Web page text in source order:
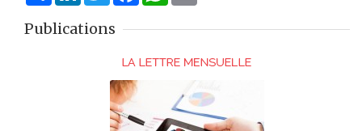
Publications